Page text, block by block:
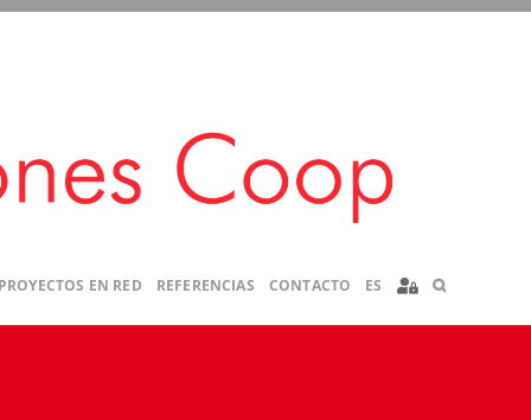
PROYECTOS EN RED REFERENCIAS CONTACTO ES